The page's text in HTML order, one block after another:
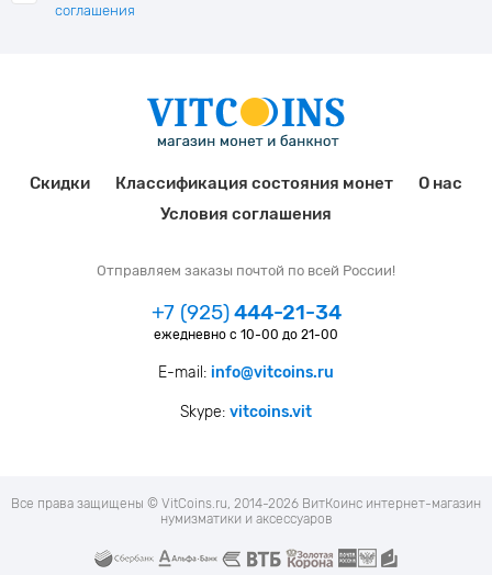
соглашения
Скидки Классификация состояния монет
О нас
Условия соглашения
Отправляем заказы почтой по всей России!
+7 (925)444-21-34
ежедневно с 10-00 до 21-00
E-mail: info@vitcoins.ru
Skype: vitcoins.vit
Все права защищены © VitCoins.ru, 2014-2026 ВитКоинс интернет-магазин
нумизматики и аксессуаров